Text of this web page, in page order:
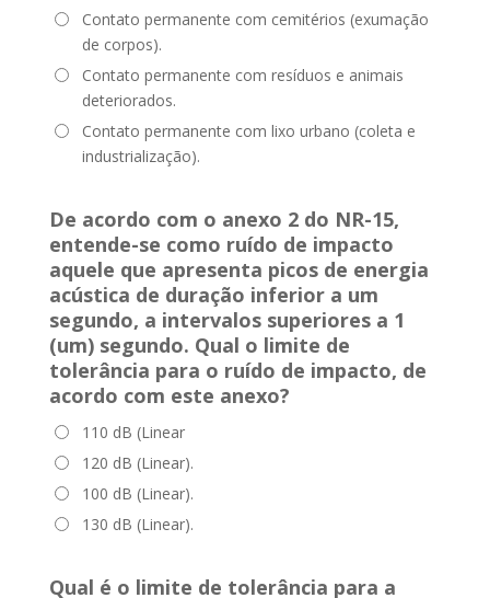
Contato permanente com cemitérios (exumação
de corpos).
Contato permanente com resíduos e animais
deteriorados.
Contato permanente com lixo urbano (coleta e
industrialização).
De acordo com o anexo 2 do NR-15,
entende-se como ruído de impacto
aquele que apresenta picos de energia
acústica de duração inferior a um
segundo, a intervalos superiores a 1
(um) segundo. Qual o limite de
tolerância para o ruído de impacto, de
acordo com este anexo?
110 dB (Linear
120 dB (Linear).
100 dB (Linear).
130 dB (Linear).
Qual é o limite de tolerância para a